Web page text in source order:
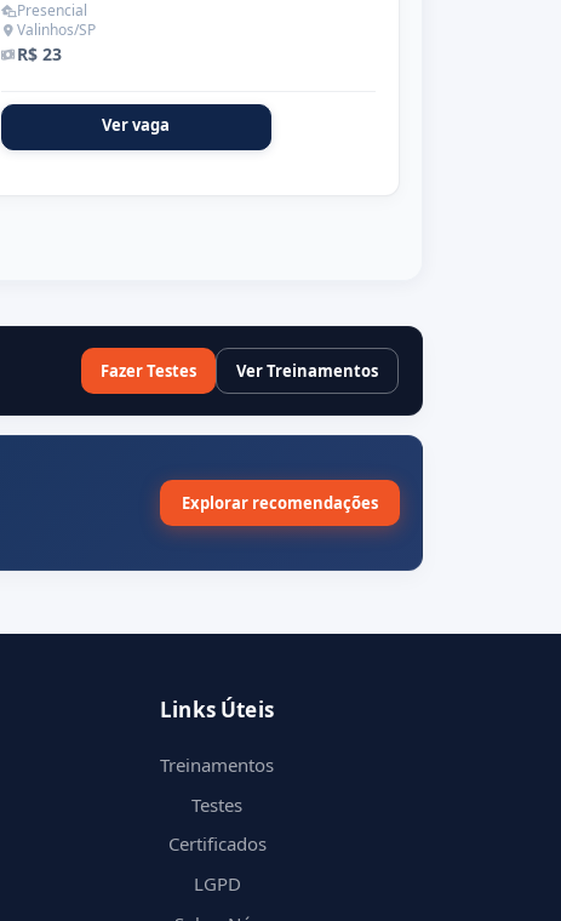
Presencial
Valinhos/SP
R$ 23
Ver vaga
Fazer Testes Ver Treinamentos
Explorar recomendações
Links Úteis
Treinamentos
Testes
Certificados
LGPD